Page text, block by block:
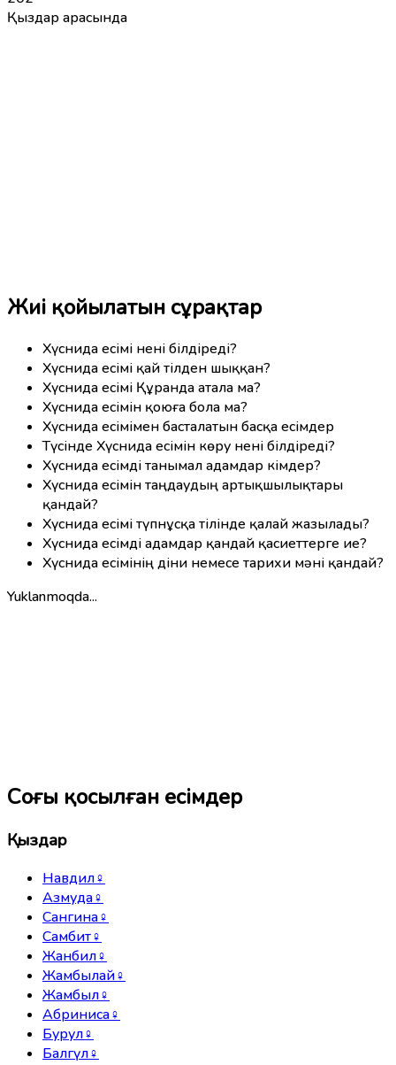
Қыздар арасында
Жиі қойылатын сұрақтар
Хүснида есімі нені білдіреді?
Хүснида есімі қай тілден шыққан?
Хүснида есімі Құранда атала ма?
Хүснида есімін қоюға бола ма?
Хүснида есімімен басталатын басқа есімдер
Түсінде Хүснида есімін көру нені білдіреді?
Хүснида есімді танымал адамдар кімдер?
Хүснида есімін таңдаудың артықшылықтары
қандай?
Хүснида есімі түпнұсқа тілінде қалай жазылады?
Хүснида есімді адамдар қандай қасиеттерге ие?
Хүснида есімінің діни немесе тарихи мәні қандай?
Yuklanmoqda...
Соңғы қосылған есімдер
Қыздар
Навдил♀
Азмуда♀
Сангина♀
Самбит♀
Жанбил♀
Жамбылай♀
Жамбыл♀
Абриниса♀
Бурул♀
Балгүл♀